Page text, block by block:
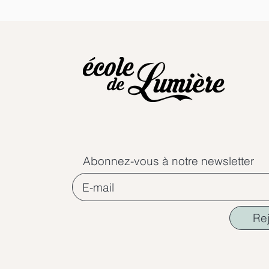
Abonnez-vous à notre newsletter